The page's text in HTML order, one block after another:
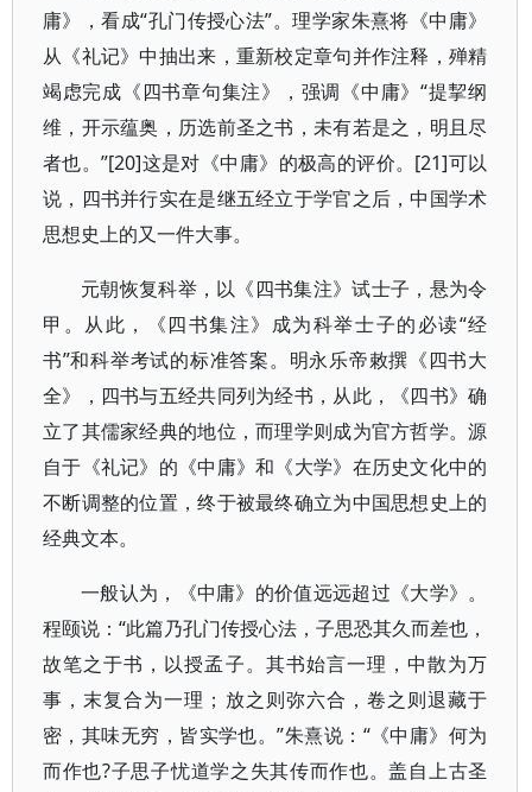
庸》，看成“孔门传授心法”。理学家朱熹将《中庸》
从《礼记》中抽出来，重新校定章句并作注释，殚精
竭虑完成《四书章句集注》，强调《中庸》“提挈纲
维，开示蕴奥，历选前圣之书，未有若是之，明且尽
者也。”[20]这是对《中庸》的极高的评价。[21]可以
说，四书并行实在是继五经立于学官之后，中国学术
思想史上的又一件大事。
元朝恢复科举，以《四书集注》试士子，悬为令
甲。从此，《四书集注》成为科举士子的必读“经
书”和科举考试的标准答案。明永乐帝敕撰《四书大
全》，四书与五经共同列为经书，从此，《四书》确
立了其儒家经典的地位，而理学则成为官方哲学。源
自于《礼记》的《中庸》和《大学》在历史文化中的
不断调整的位置，终于被最终确立为中国思想史上的
经典文本。
一般认为，《中庸》的价值远远超过《大学》。
程颐说：“此篇乃孔门传授心法，子思恐其久而差也，
故笔之于书，以授孟子。其书始言一理，中散为万
事，末复合为一理；放之则弥六合，卷之则退藏于
密，其味无穷，皆实学也。”朱熹说：“《中庸》何为
而作也?子思子忧道学之失其传而作也。盖自上古圣